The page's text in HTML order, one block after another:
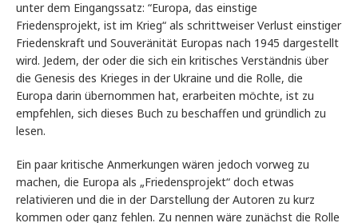
unter dem Eingangssatz: “Europa, das einstige
Friedensprojekt, ist im Krieg“ als schrittweiser Verlust einstiger
Friedenskraft und Souveränität Europas nach 1945 dargestellt
wird. Jedem, der oder die sich ein kritisches Verständnis über
die Genesis des Krieges in der Ukraine und die Rolle, die
Europa darin übernommen hat, erarbeiten möchte, ist zu
empfehlen, sich dieses Buch zu beschaffen und gründlich zu
lesen.
Ein paar kritische Anmerkungen wären jedoch vorweg zu
machen, die Europa als „Friedensprojekt“ doch etwas
relativieren und die in der Darstellung der Autoren zu kurz
kommen oder ganz fehlen. Zu nennen wäre zunächst die Rolle